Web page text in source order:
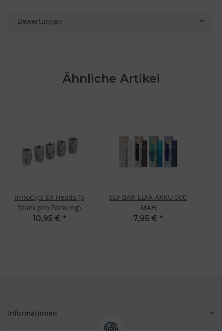
Bewertungen
Ähnliche Artikel
InnoCigs EX Heads (5
Stück pro Packung)
10,95 € *
ELF BAR ELFA AKKU 500
MAH
7,95 € *
Informationen